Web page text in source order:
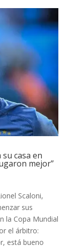
casa en
mejor”
Scaloni,
sus
la Copa Mundial
el árbitro:
está bueno